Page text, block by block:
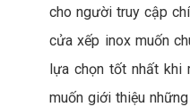
cho người truy cập
cửa xếp inox muốn
lựa chọn tốt nhất khi
muốn giới thiệu